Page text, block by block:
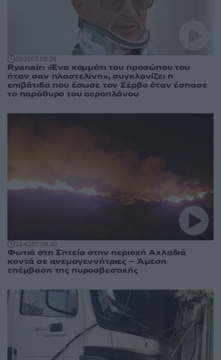
22:2107.08.26
Ryanair: «Ένα κομμάτι του προσώπου του
ήταν σαν πλαστελίνη», συγκλονίζει η
επιβάτιδα που έσωσε τον Σέρβο όταν έσπασε
το παράθυρο του αεροπλάνου
21:4207.08.26
Φωτιά στη Σητεία στην περιοχή Αχλαδιά
κοντά σε ανεμογεννήτριες – Άμεση
επέμβαση της πυροσβεστικής